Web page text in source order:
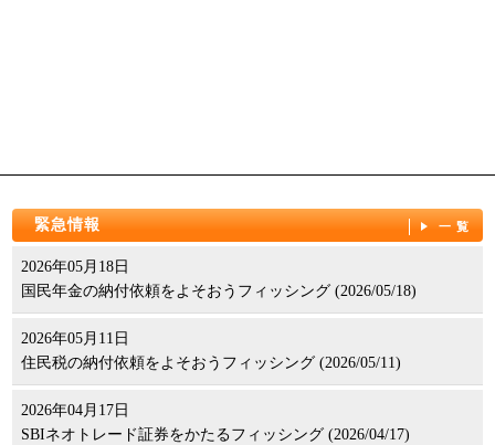
緊急情報 一覧
2026年05月18日
国民年金の納付依頼をよそおうフィッシング (2026/05/18)
2026年05月11日
住民税の納付依頼をよそおうフィッシング (2026/05/11)
2026年04月17日
SBIネオトレード証券をかたるフィッシング (2026/04/17)